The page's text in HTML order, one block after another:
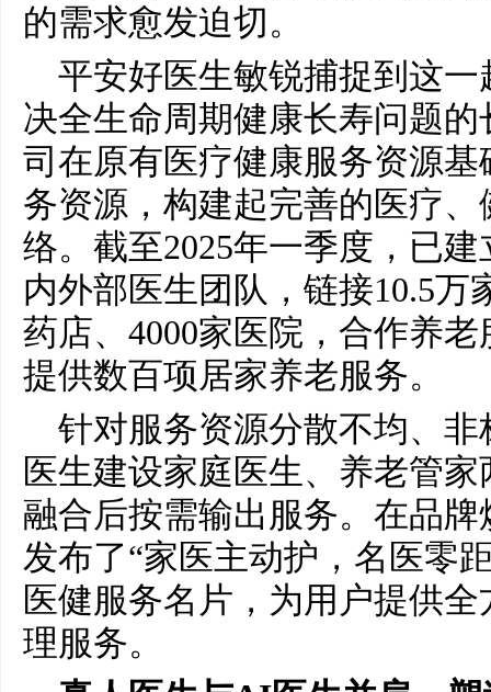
的需求愈发迫切。
平安好医生敏锐捕捉到这
决全生命周期健康长寿问题
司在原有医疗健康服务资源
务资源，构建起完善的医疗
络。截至2025年一季度，已
内外部医生团队，链接10.5万
药店、4000家医院，合作养
提供数百项居家养老服务。
针对服务资源分散不均、
医生建设家庭医生、养老管
融合后按需输出服务。在品
发布了“家医主动护，名医零
医健服务名片，为用户提供
理服务。